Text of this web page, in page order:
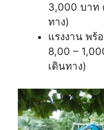
3,000 บาท
ทาง)
แรงงาน พร้
8,00 –
เดินทาง)